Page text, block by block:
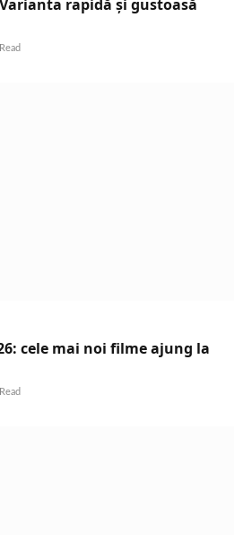
rapidă și gustoasă
cele mai noi filme ajung la